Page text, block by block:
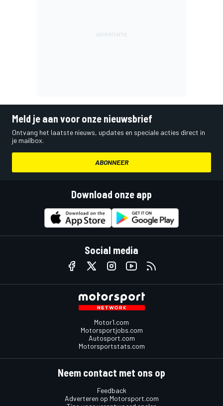
Meld je aan voor onze nieuwsbrief
Ontvang het laatste nieuws, updates en speciale acties direct in
je mailbox.
ABONNEER
Download onze app
Social media
Motor1.com
Motorsportjobs.com
Autosport.com
Motorsportstats.com
Neem contact met ons op
Feedback
Adverteren op Motorsport.com